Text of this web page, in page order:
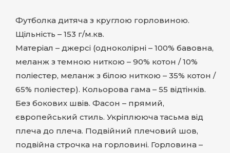
Футболка дитяча з круглою горловиною.
Щільність – 153 г/м.кв.
Матеріал – джерсі (одноколірні – 100% бавовна,
меланж з темною ниткою – 90% котон / 10%
поліестер, меланж з білою ниткою – 35% котон /
65% поліестер). Кольорова гама – 55 відтінків.
Без бокових швів. Фасон – прямий,
європейський стиль. Укріплююча тасьма від
плеча до плеча. Подвійний плечовий шов,
подвійна строчка на горловині. Горловина –